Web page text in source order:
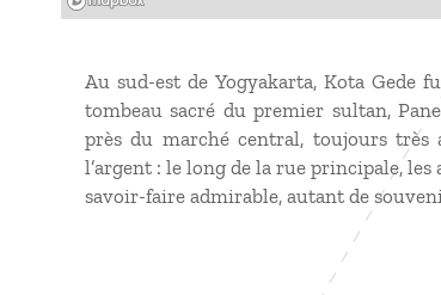
Au sud-est de Yogyakarta, Kota Gede
tombeau sacré du premier sultan,
près du marché central, toujours
l’argent : le long de la rue principale,
savoir-faire admirable, autant de